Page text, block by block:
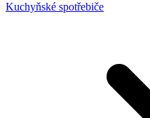
Kuchyňské spotřebiče